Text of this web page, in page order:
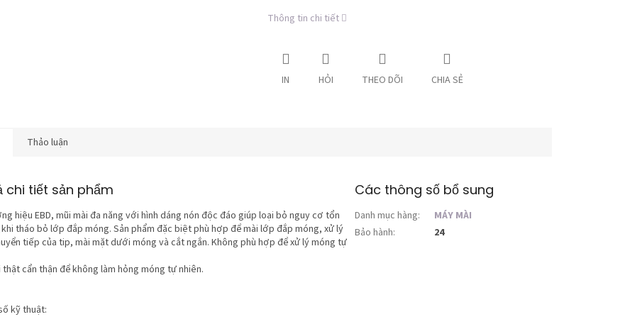
Thông tin chi tiết
IN HỎI THEO DÕI CHIA SẺ
Thảo luận
chi tiết sản phẩm
hiệu EBD, mũi mài đa năng với hình dáng nón độc đáo giúp loại bỏ nguy cơ tổn
tháo bỏ lớp đắp móng. Sản phẩm đặc biệt phù hợp để mài lớp đắp móng, xử lý
tiếp của tip, mài mặt dưới móng và cắt ngắn. Không phù hợp để xử lý móng tự
thật cẩn thận để không làm hỏng móng tự nhiên.
kỹ thuật:
Các thông số bổ sung
Danh mục hàng:
MÁY MÀI
Bảo hành: 24